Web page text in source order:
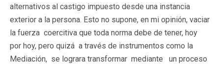
alternativos al castigo impuesto desde una instancia
exterior a la persona. Esto no supone, en mi opinión, vaciar
la fuerza coercitiva que toda norma debe de tener, hoy
por hoy, pero quizá a través de instrumentos como la
Mediación, se lograra transformar mediante un proceso